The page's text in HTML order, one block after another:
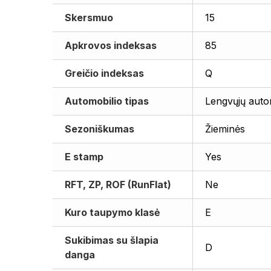
Skersmuo 15
Apkrovos indeksas 85
Greičio indeksas Q
Automobilio tipas Lengvųjų
Sezoniškumas Žieminės
E stamp Yes
RFT, ZP, ROF (RunFlat) Ne
Kuro taupymo klasė E
Sukibimas su šlapia
danga
D